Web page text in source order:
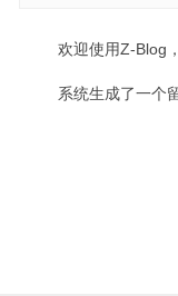
欢迎使用Z-Blog
系统生成了一个